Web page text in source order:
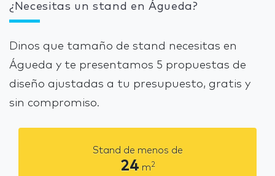
¿Necesitas un stand en Águeda?
Dinos que tamaño de stand necesitas en
Águeda y te presentamos 5 propuestas de
diseño ajustadas a tu presupuesto, gratis y
sin compromiso.
Stand de menos de
24 m2